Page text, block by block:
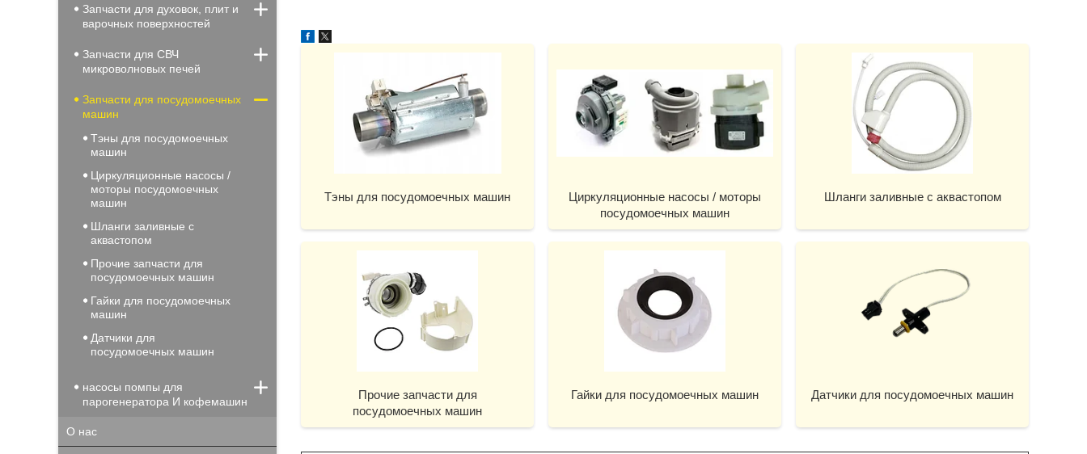
Тэны для посудомоечных машин
Циркуляционные насосы / моторы
посудомоечных машин
Шланги заливные с аквастопом
Прочие запчасти для
посудомоечных машин
Гайки для посудомоечных машин Датчики для посудомоечных машин
Запчасти для духовок, плит и
варочных поверхностей
Запчасти для СВЧ
микроволновых печей
Запчасти для посудомоечных
машин
Тэны для посудомоечных
машин
Циркуляционные насосы /
моторы посудомоечных
машин
Шланги заливные с
аквастопом
Прочие запчасти для
посудомоечных машин
Гайки для посудомоечных
машин
Датчики для
посудомоечных машин
насосы помпы для
парогенератора И кофемашин
О нас